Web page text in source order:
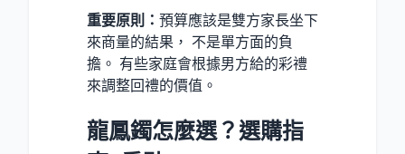
重要原則： 預算應該是雙方家長坐下
來商量的結果， 不是單方面的負
擔。 有些家庭會根據男方給的彩禮
來調整回禮的價值。
龍鳳鐲怎麼選？選購指